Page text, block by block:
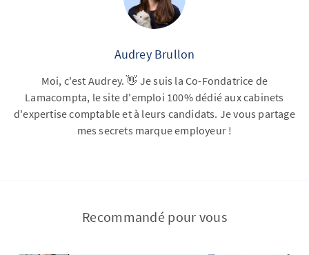
Audrey Brullon
Moi, c'est Audrey. 👋 Je suis la Co-Fondatrice de
Lamacompta, le site d'emploi 100% dédié aux cabinets
d'expertise comptable et à leurs candidats. Je vous partage
mes secrets marque employeur !
Recommandé pour vous